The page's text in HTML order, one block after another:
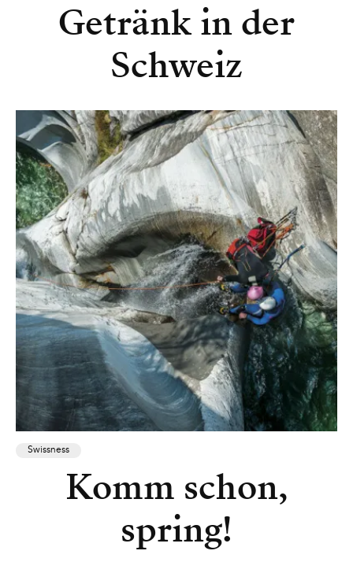
Getränk in der
Schweiz
Swissness
Komm schon,
spring!